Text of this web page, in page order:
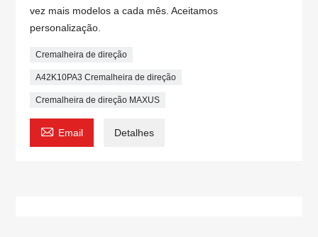
vez mais modelos a cada mês. Aceitamos
personalização.
Cremalheira de direção
A42K10PA3 Cremalheira de direção
Cremalheira de direção MAXUS
 Email Detalhes